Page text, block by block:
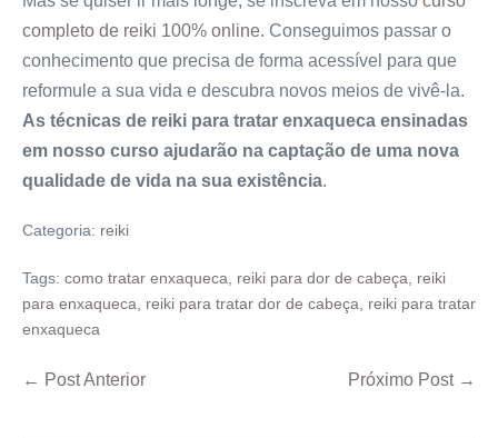
completo de reiki 100% online. Conseguimos passar o
conhecimento que precisa de forma acessível para que
reformule a sua vida e descubra novos meios de vivê-la.
As técnicas de reiki para tratar enxaqueca ensinadas
em nosso curso ajudarão na captação de uma nova
qualidade de vida na sua existência.
Categoria: reiki
Tags: como tratar enxaqueca reiki para dor de cabeça
reiki
para enxaqueca
reiki para tratar dor de cabeça
reiki para tratar
enxaqueca
← Post Anterior Próximo Post →